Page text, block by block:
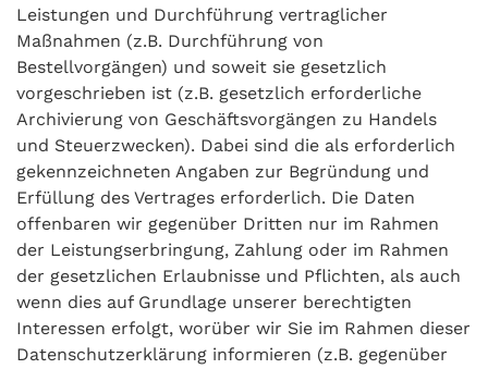
Leistungen und Durchführung vertraglicher
Maßnahmen (z.B. Durchführung von
Bestellvorgängen) und soweit sie gesetzlich
vorgeschrieben ist (z.B. gesetzlich erforderliche
Archivierung von Geschäftsvorgängen zu Handels
und Steuerzwecken). Dabei sind die als erforderlich
gekennzeichneten Angaben zur Begründung und
Erfüllung des Vertrages erforderlich. Die Daten
offenbaren wir gegenüber Dritten nur im Rahmen
der Leistungserbringung, Zahlung oder im Rahmen
der gesetzlichen Erlaubnisse und Pflichten, als auch
wenn dies auf Grundlage unserer berechtigten
Interessen erfolgt, worüber wir Sie im Rahmen dieser
Datenschutzerklärung informieren (z.B. gegenüber